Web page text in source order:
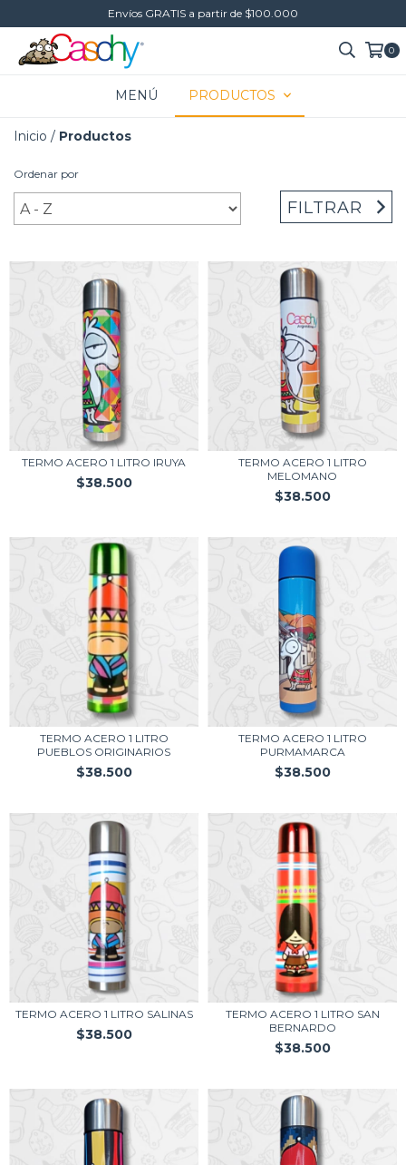
Envíos GRATIS a partir de $100.000
0
MENÚ PRODUCTOS
Inicio / Productos
Ordenar por
FILTRAR
TERMO ACERO 1 LITRO IRUYA
$38.500
TERMO ACERO 1 LITRO
MELOMANO
$38.500
TERMO ACERO 1 LITRO
PUEBLOS ORIGINARIOS
$38.500
TERMO ACERO 1 LITRO
PURMAMARCA
$38.500
TERMO ACERO 1 LITRO SALINAS
$38.500
TERMO ACERO 1 LITRO SAN
BERNARDO
$38.500